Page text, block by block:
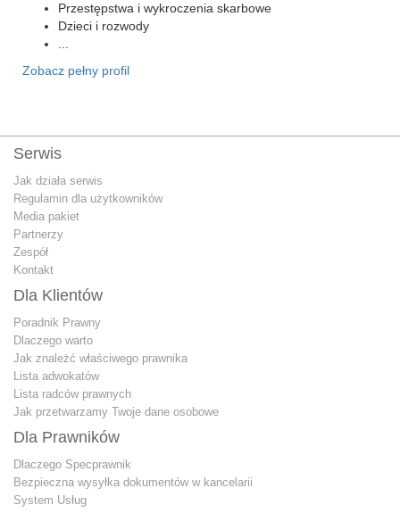
Przestępstwa i wykroczenia skarbowe
Dzieci i rozwody
Zobacz pełny profil
Serwis
Jak działa serwis
Regulamin dla użytkowników
Media pakiet
Partnerzy
Zespół
Kontakt
Dla Klientów
Poradnik Prawny
Dlaczego warto
Jak znależć właściwego prawnika
Lista adwokatów
Lista radców prawnych
Jak przetwarzamy Twoje dane osobowe
Dla Prawników
Dlaczego Specprawnik
Bezpieczna wysyłka dokumentów w kancelarii
System Usług